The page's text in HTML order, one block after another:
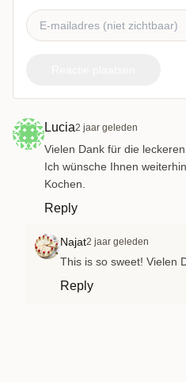
Lucia2 jaar geleden
Vielen Dank für die
Ich wünsche Ihnen
Kochen.
Reply
Najat2 jaar geleden
This is so sweet! Vielen
Reply